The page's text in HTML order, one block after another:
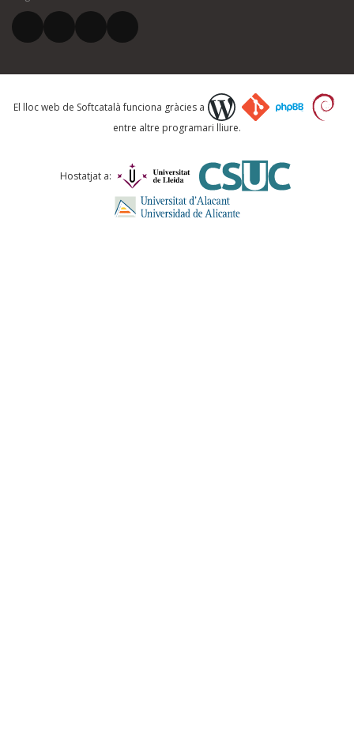
El vostre correu electrònic *
Què proposeu?
Comentari *
El lloc web de Softcatalà funciona gràcies a
entre altre programari lliure.
Hostatjat a: